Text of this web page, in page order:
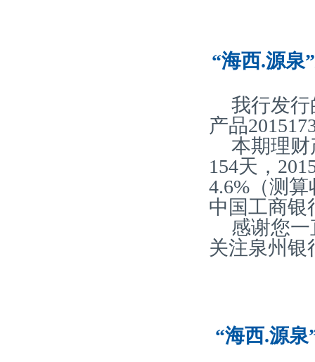
“海西.源泉
我行发行
产品
本期理财
154天，
4.6%（测
中国工商银
感谢您
关注泉州银
“海西.源泉